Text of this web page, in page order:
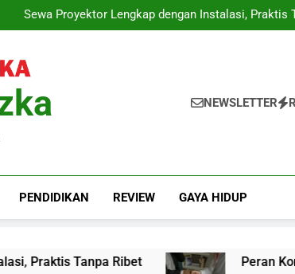
Quality
Sewa Proyektor Lengkap dengan Instalasi, Praktis
Hukum Ketenagakerjaan di Indonesia dalam
Project Quality Management: Langkah Awal
Sewa Proyektor Lengkap dengan Instalasi, Praktis
Konsultan Hukum Ketenagakerjaan di Indonesia dalam
Kepatuhan dan
Payroll: Solusi Pengelolaan Gaji yang Lebih
NEWSLETTER
PENDIDIKAN REVIEW GAYA HIDUP
Praktis Tanpa Ribet Peran